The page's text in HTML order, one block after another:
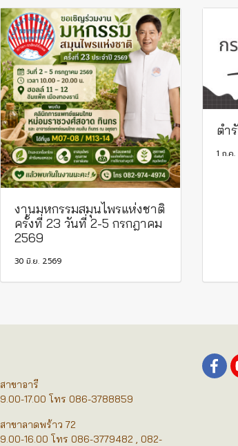
งานมหกรรมสมุนไพรแห่งชาติ
ครั้งที่ 23 วันที่ 2-5 กรกฎาคม
2569
30 มิ.ย. 2569
ตำ
1 ก.ค
สาขาอารี
9.00-17.00 โทร 086-3788859
สาขาลาดพร้าว 72
9.00-16.00 โทร 086-3779482 , 082-